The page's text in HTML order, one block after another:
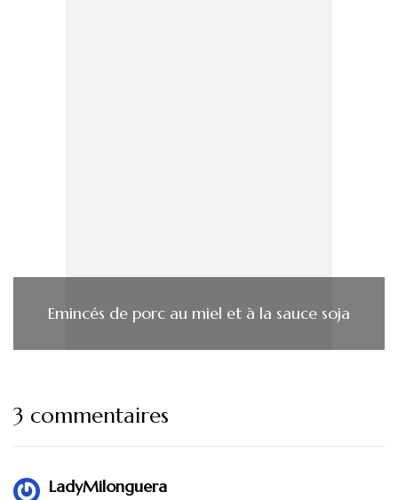
Emincés de porc au miel et à la sauce soja
3 commentaires
LadyMilonguera